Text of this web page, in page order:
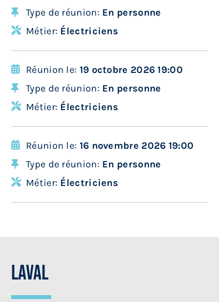
Type de réunion: En personne
Métier: Électriciens
Réunion le: 19 octobre 2026 19:00
Type de réunion: En personne
Métier: Électriciens
Réunion le: 16 novembre 2026 19:00
Type de réunion: En personne
Métier: Électriciens
Laval